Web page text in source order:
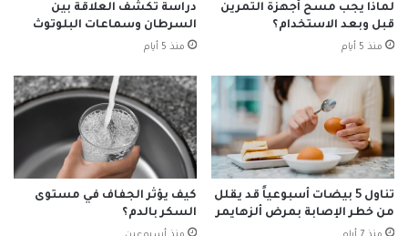
لماذا يجب مسح أجهزة التمرين
قبل وبعد الاستخدام؟
منذ 5 أيام
دراسة تكشف العلاقة بين
السرطان وسماعات البلوتوث
منذ 5 أيام
تناول 5 بيضات أسبوعياً قد يقلل
من خطر الإصابة بمرض ألزهايمر
كيف يؤثر الجفاف في مستوى
السكر بالدم؟